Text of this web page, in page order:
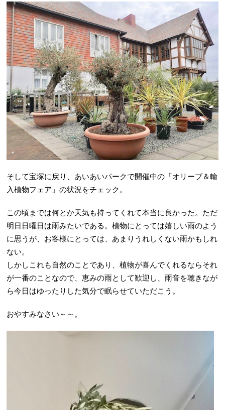
そして宝塚に戻り、あいあいパークで開催中の「オリーブ＆輸
入植物フェア」の状況をチェック。
この頃までは何とか天気も持ってくれて本当に良かった。ただ
明日日曜日は雨みたいである。植物にとっては嬉しい雨のよう
に思うが、お客様にとっては、あまりうれしくない雨かもしれ
ない。
しかしこれも自然のことであり、植物が喜んでくれるならそれ
が一番のことなので、恵みの雨として歓迎し、雨音を聴きなが
ら今日はゆったりした気分で眠らせていただこう。
おやすみなさい～～。